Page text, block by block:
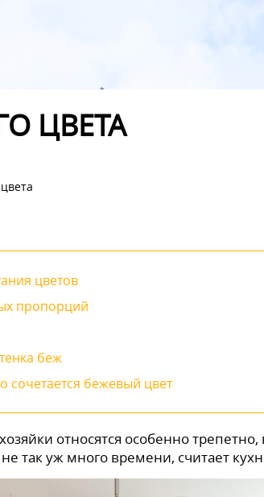
ЦВЕТА
цветов
пропорций
беж
сочетается бежевый цвет
относятся особенно
так уж много времени, считает